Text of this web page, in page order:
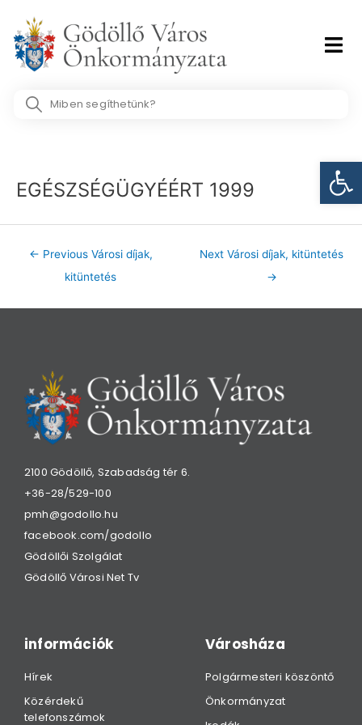
content
Search
EGÉSZSÉGÜGYÉÉRT 1999
← Previous Városi díjak,
kitüntetés
Next Városi díjak, kitüntetés
→
2100 Gödöllő, Szabadság tér 6.
+36-28/529-100
pmh@godollo.hu
facebook.com/godollo
Gödöllői Szolgálat
Gödöllő Városi Net Tv
információk
Hírek
Közérdekű
telefonszámok
Városháza
Polgármesteri köszöntő
Önkormányzat